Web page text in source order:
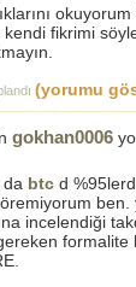
kendi fikrimi
(yorumu
gokhan0006
btc d
ben.
incelendiği
formalite